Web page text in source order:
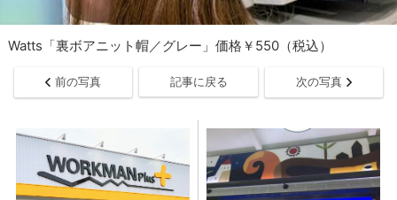
Watts「裏ボアニット帽／グレー」価格￥550（税込）
前の写真 記事に戻る 次の写真